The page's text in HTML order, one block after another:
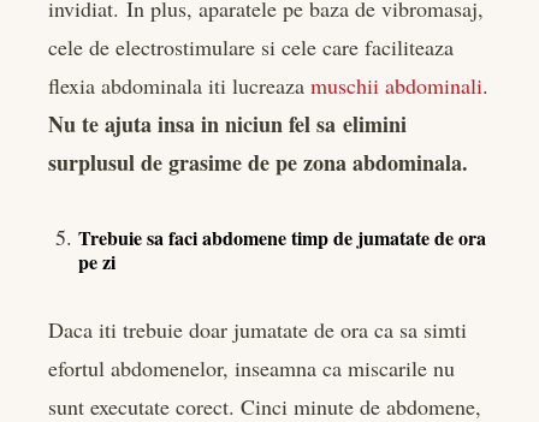
invidiat. In plus, aparatele pe baza de vibromasaj,
cele de electrostimulare si cele care faciliteaza
flexia abdominala iti lucreaza muschii abdominali.
Nu te ajuta insa in niciun fel sa elimini
surplusul de grasime de pe zona abdominala.
Trebuie sa faci abdomene timp de jumatate de ora
pe zi
Daca iti trebuie doar jumatate de ora ca sa simti
efortul abdomenelor, inseamna ca miscarile nu
sunt executate corect. Cinci minute de abdomene,